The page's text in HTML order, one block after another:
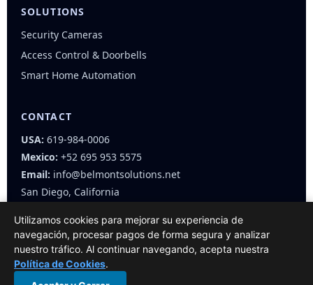
SOLUTIONS
Security Cameras
Access Control & Doorbells
Smart Home Automation
CONTACT
USA: 619-984-0006
Mexico: +52 695 953 5575
Email: info@belmontsolutions.net
San Diego, California
© 2025 Belmont Solutions — All rights reserved.
Privacy Policy·Terms & Conditions
Utilizamos cookies para mejorar su experiencia de
navegación, procesar pagos de forma segura y analizar
nuestro tráfico. Al continuar navegando, acepta nuestra
Política de Cookies.